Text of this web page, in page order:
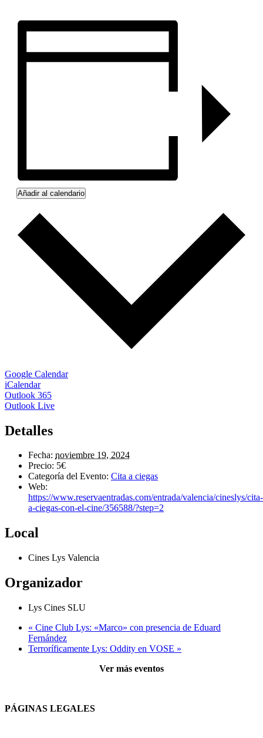
Añadir al calendario
Google Calendar
iCalendar
Outlook 365
Outlook Live
Detalles
Fecha: noviembre 19, 2024
Precio: 5€
Categoría del Evento: Cita a ciegas
Web:
https://www.reservaentradas.com/entrada/valencia/cineslys/cita-
a-ciegas-con-el-cine/356588/?step=2
Local
Cines Lys Valencia
Organizador
Lys Cines SLU
« Cine Club Lys: «Marco» con presencia de Eduard
Fernández
Terroríficamente Lys: Oddity en VOSE »
Ver más eventos
PÁGINAS LEGALES